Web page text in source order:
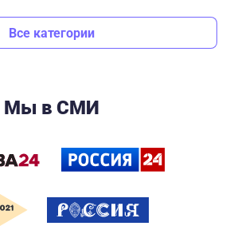
Все категории
Мы в СМИ